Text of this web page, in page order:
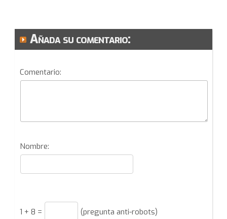
Añada su comentario:
Comentario:
Nombre:
1 + 8 = (pregunta anti-robots)